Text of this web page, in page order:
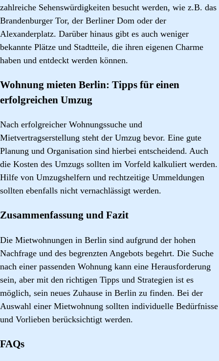
zahlreiche Sehenswürdigkeiten besucht werden, wie z.B. das
Brandenburger Tor, der Berliner Dom oder der
Alexanderplatz. Darüber hinaus gibt es auch weniger
bekannte Plätze und Stadtteile, die ihren eigenen Charme
haben und entdeckt werden können.
Wohnung mieten Berlin: Tipps für einen
erfolgreichen Umzug
Nach erfolgreicher Wohnungssuche und
Mietvertragserstellung steht der Umzug bevor. Eine gute
Planung und Organisation sind hierbei entscheidend. Auch
die Kosten des Umzugs sollten im Vorfeld kalkuliert werden.
Hilfe von Umzugshelfern und rechtzeitige Ummeldungen
sollten ebenfalls nicht vernachlässigt werden.
Zusammenfassung und Fazit
Die Mietwohnungen in Berlin sind aufgrund der hohen
Nachfrage und des begrenzten Angebots begehrt. Die Suche
nach einer passenden Wohnung kann eine Herausforderung
sein, aber mit den richtigen Tipps und Strategien ist es
möglich, sein neues Zuhause in Berlin zu finden. Bei der
Auswahl einer Mietwohnung sollten individuelle Bedürfnisse
und Vorlieben berücksichtigt werden.
FAQs